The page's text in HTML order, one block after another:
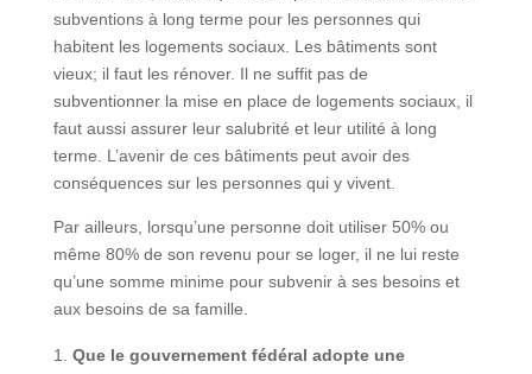
subventions à long terme pour les personnes qui
habitent les logements sociaux. Les bâtiments sont
vieux; il faut les rénover. Il ne suffit pas de
subventionner la mise en place de logements sociaux, il
faut aussi assurer leur salubrité et leur utilité à long
terme. L’avenir de ces bâtiments peut avoir des
conséquences sur les personnes qui y vivent.
Par ailleurs, lorsqu’une personne doit utiliser 50% ou
même 80% de son revenu pour se loger, il ne lui reste
qu’une somme minime pour subvenir à ses besoins et
aux besoins de sa famille.
Que le gouvernement fédéral adopte une